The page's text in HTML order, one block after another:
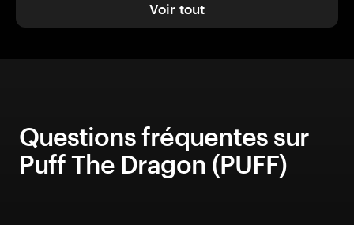
Voir tout
Questions fréquentes sur
Puff The Dragon (PUFF)